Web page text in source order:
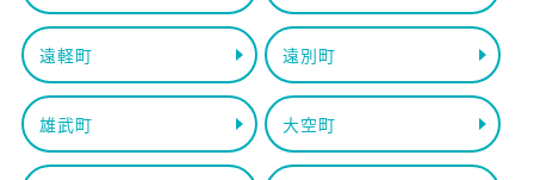
遠軽町 遠別町
雄武町 大空町